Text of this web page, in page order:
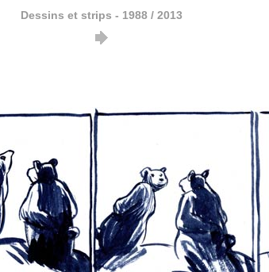
Dessins et strips - 1988 / 2013